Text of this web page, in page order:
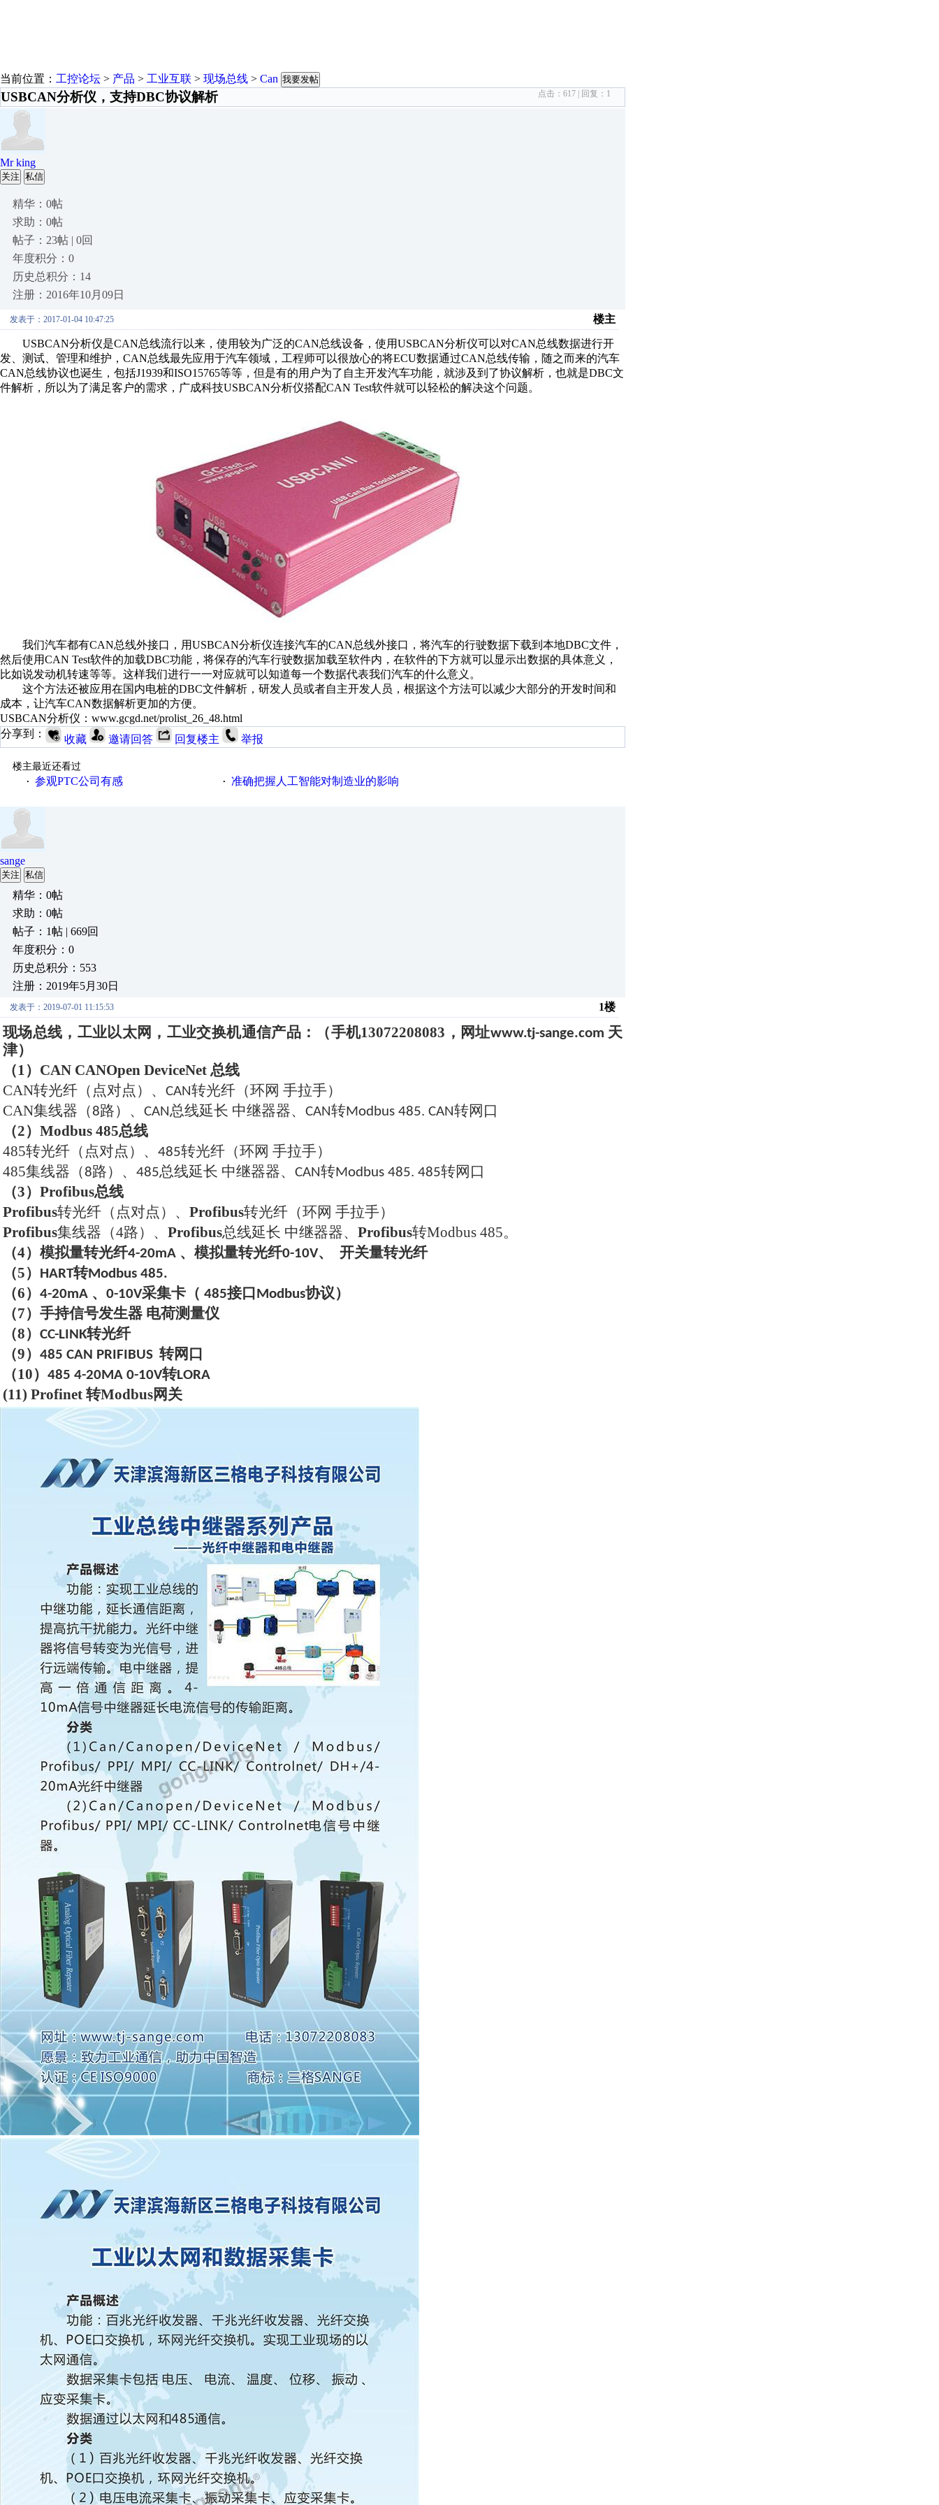
当前位置： 工控论坛 > 产品 > 工业互联 > 现场总线 > Can 我要发帖
USBCAN分析仪，支持DBC协议解析 点击： 617 | 回复： 1
Mr king
关注 私信
精华：0帖
求助：0帖
帖子：23帖 | 0回
年度积分：0
历史总积分：14
注册：2016年10月09日
发表于：2017-01-04 10:47:25 楼主
USBCAN分析仪是CAN总线流行以来，使用较为广泛的CAN总线设备，使用USBCAN分析仪可以对CAN总线数据进行开
发、测试、管理和维护，CAN总线最先应用于汽车领域，工程师可以很放心的将ECU数据通过CAN总线传输，随之而来的汽车
CAN总线协议也诞生，包括J1939和ISO15765等等，但是有的用户为了自主开发汽车功能，就涉及到了协议解析，也就是DBC文
件解析，所以为了满足客户的需求，广成科技USBCAN分析仪搭配CAN Test软件就可以轻松的解决这个问题。
我们汽车都有CAN总线外接口，用USBCAN分析仪连接汽车的CAN总线外接口，将汽车的行驶数据下载到本地DBC文件，
然后使用CAN Test软件的加载DBC功能，将保存的汽车行驶数据加载至软件内，在软件的下方就可以显示出数据的具体意义，
比如说发动机转速等等。这样我们进行一一对应就可以知道每一个数据代表我们汽车的什么意义。
这个方法还被应用在国内电桩的DBC文件解析，研发人员或者自主开发人员，根据这个方法可以减少大部分的开发时间和
成本，让汽车CAN数据解析更加的方便。
USBCAN分析仪：www.gcgd.net/prolist_26_48.html
分享到：
收藏 邀请回答 回复楼主 举报
楼主最近还看过
· 参观PTC公司有感 · 准确把握人工智能对制造业的影响
sange
关注 私信
精华：0帖
求助：0帖
帖子：1帖 | 669回
年度积分：0
历史总积分：553
注册：2019年5月30日
发表于：2019-07-01 11:15:53 1楼
现场总线，工业以太网，工业交换机通信产品：（手机13072208083 ，网址www.tj-sange.com 天
津）
（1） CAN CANOpen DeviceNet 总线
CAN转光纤（点对点）、 CAN转光纤（环网 手拉手）
CAN集线器（8路）、 CAN总线延长 中继器器、 CAN转Modbus 485. CAN转网口
（2） Modbus 485总线
485转光纤（点对点）、 485转光纤（环网 手拉手）
485集线器（8路）、 485总线延长 中继器器、 CAN转Modbus 485. 485转网口
（3） Profibus总线
Profibus转光纤（点对点）、 Profibus转光纤（环网 手拉手）
Profibus集线器（4路）、 Profibus总线延长 中继器器、 Profibus转Modbus 485。
（4）模拟量转光纤4-20mA 、模拟量转光纤0-10V、 开关量转光纤
（5） HART转Modbus 485.
（6） 4-20mA 、 0-10V采集卡（ 485接口 Modbus协议）
（7）手持信号发生器 电荷测量仪
（8） CC-LINK转光纤
（9） 485 CAN PRIFIBUS 转网口
（10） 485 4-20MA 0-10V转LORA
(11) Profinet 转Modbus网关